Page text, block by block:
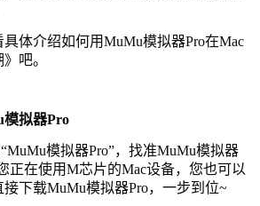
体介绍如何用MuMu模拟器Pro在Mac
吧。
拟器Pro
模拟器Pro”，找准MuMu模拟器
正在使用M芯片的Mac设备，您也可以
下载MuMu模拟器Pro，一步到位~